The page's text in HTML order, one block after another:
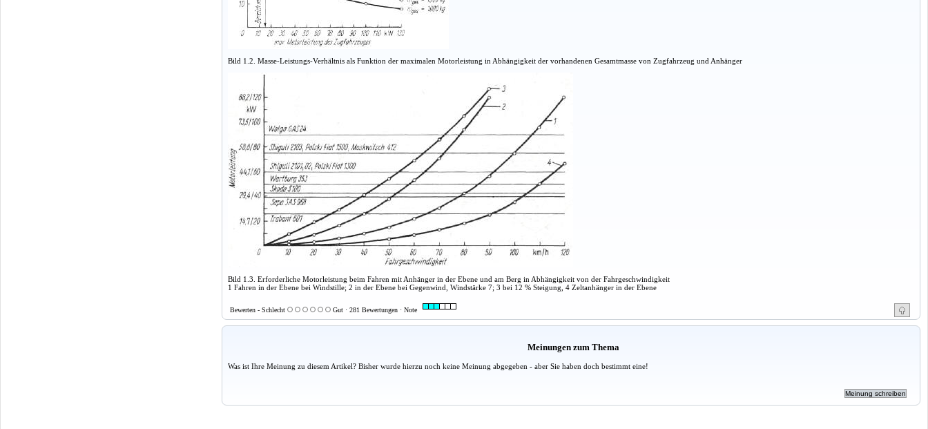
Bild 1.2. Masse-Leistungs-Verhältnis als Funktion der maximalen Motorleistung in Abhängigkeit der vorhandenen Gesamtmasse von Zugfahrzeug und Anhänger
Bild 1.3. Erforderliche Motorleistung beim Fahren mit Anhänger in der Ebene und am Berg in Abhängigkeit von der Fahrgeschwindigkeit
1 Fahren in der Ebene bei Windstille; 2 in der Ebene bei Gegenwind, Windstärke 7; 3 bei 12 % Steigung, 4 Zeltanhänger in der Ebene
Bewerten - Schlecht Gut · 281 Bewertungen · Note
Meinungen zum Thema
Was ist Ihre Meinung zu diesem Artikel? Bisher wurde hierzu noch keine Meinung abgegeben - aber Sie haben doch bestimmt eine!